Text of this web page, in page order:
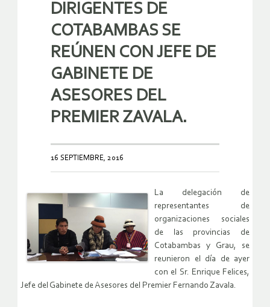
DIRIGENTES DE
COTABAMBAS SE
REÚNEN CON JEFE DE
GABINETE DE
ASESORES DEL
PREMIER ZAVALA.
16 SEPTIEMBRE, 2016
La delegación de
representantes de
organizaciones sociales
de las provincias de
Cotabambas y Grau, se
reunieron el día de ayer
con el Sr. Enrique Felices,
Jefe del Gabinete de Asesores del Premier Fernando Zavala.